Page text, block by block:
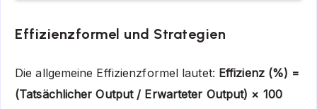
Effizienzformel und Strategien
Die allgemeine Effizienzformel lautet: Effizienz (%) =
(Tatsächlicher Output / Erwarteter Output) × 100